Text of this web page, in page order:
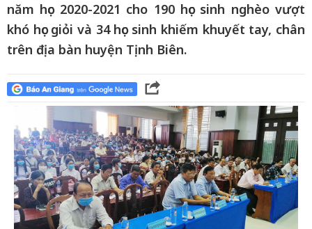
năm học 2020-2021 cho 190 học sinh nghèo vượt
khó học giỏi và 34 học sinh khiếm khuyết tay, chân
trên địa bàn huyện Tịnh Biên.